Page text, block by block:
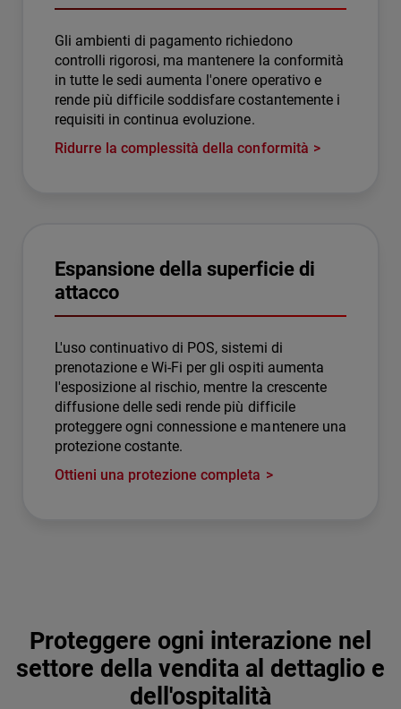
Gli ambienti di pagamento richiedono
controlli rigorosi, ma mantenere la conformità
in tutte le sedi aumenta l'onere operativo e
rende più difficile soddisfare costantemente i
requisiti in continua evoluzione.
Ridurre la complessità della conformità
Espansione della superficie di
attacco
L'uso continuativo di POS, sistemi di
prenotazione e Wi-Fi per gli ospiti aumenta
l'esposizione al rischio, mentre la crescente
diffusione delle sedi rende più difficile
proteggere ogni connessione e mantenere una
protezione costante.
Ottieni una protezione completa
Proteggere ogni interazione nel
settore della vendita al dettaglio e
dell'ospitalità